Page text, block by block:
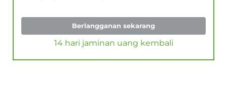
Berlangganan sekarang
14 hari jaminan uang kembali